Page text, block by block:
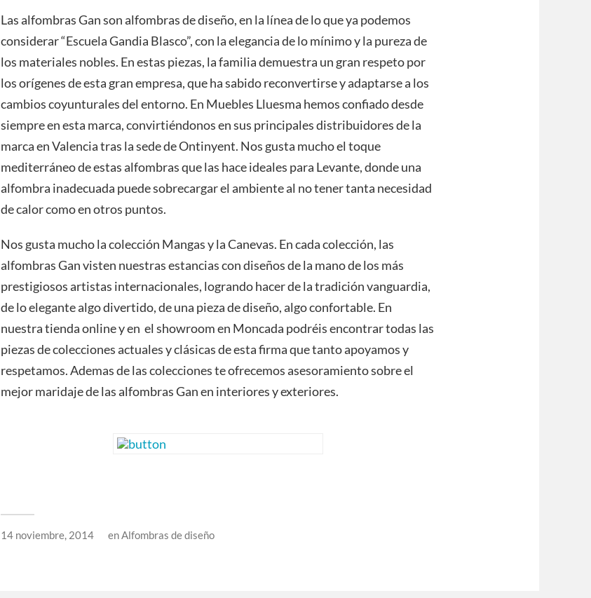
Las alfombras Gan son alfombras de diseño, en la línea de lo que ya podemos
considerar “Escuela Gandia Blasco”, con la elegancia de lo mínimo y la pureza de
los materiales nobles. En estas piezas, la familia demuestra un gran respeto por
los orígenes de esta gran empresa, que ha sabido reconvertirse y adaptarse a los
cambios coyunturales del entorno. En Muebles Lluesma hemos confiado desde
siempre en esta marca, convirtiéndonos en sus principales distribuidores de la
marca en Valencia tras la sede de Ontinyent. Nos gusta mucho el toque
mediterráneo de estas alfombras que las hace ideales para Levante, donde una
alfombra inadecuada puede sobrecargar el ambiente al no tener tanta necesidad
de calor como en otros puntos.
Nos gusta mucho la colección Mangas y la Canevas. En cada colección, las
alfombras Gan visten nuestras estancias con diseños de la mano de los más
prestigiosos artistas internacionales, logrando hacer de la tradición vanguardia,
de lo elegante algo divertido, de una pieza de diseño, algo confortable. En
nuestra tienda online y en el showroom en Moncada podréis encontrar todas las
piezas de colecciones actuales y clásicas de esta firma que tanto apoyamos y
respetamos. Ademas de las colecciones te ofrecemos asesoramiento sobre el
mejor maridaje de las alfombras Gan en interiores y exteriores.
14 noviembre, 2014 enAlfombras de diseño